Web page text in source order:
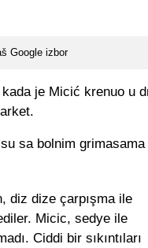
Google izbor
je Micić krenuo u
sa bolnim grimasama
diz dize çarpışma ile
Micic, sedye ile
Ciddi bir sıkıntıları